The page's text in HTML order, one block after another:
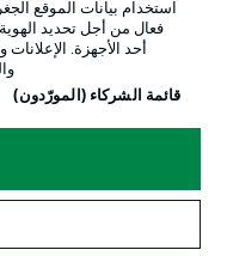
© 2026 Bundesliga-Gruppe GmbH
وضع
استخدام بيانات الموقع
فعال من أجل تحديد
أحد الأجهزة.
قائمة الشركاء (المورّدون)